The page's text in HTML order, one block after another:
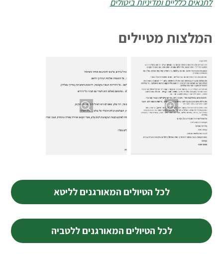
המלצות מטיילים
לכל הטיולים המאורגנים לליטא
לכל הטיולים המאורגנים ללטביה